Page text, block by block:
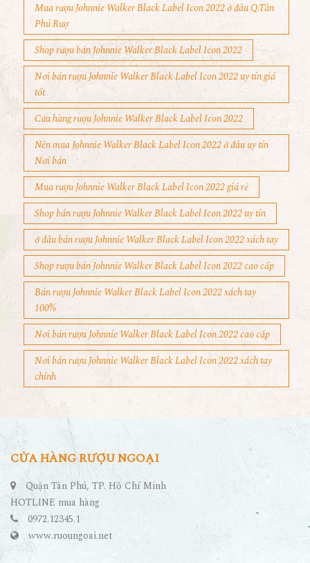
Mua rượu Johnnie Walker Black Label Icon 2022 ở đâu Q.Tân
Phú Rượ
Shop rượu bán Johnnie Walker Black Label Icon 2022
Nơi bán rượu Johnnie Walker Black Label Icon 2022 uy tín giá
tốt
Cửa hàng rượu Johnnie Walker Black Label Icon 2022
Nên mua Johnnie Walker Black Label Icon 2022 ở đâu uy tín
Nơi bán
Mua rượu Johnnie Walker Black Label Icon 2022 giá rẻ
Shop bán rượu Johnnie Walker Black Label Icon 2022 uy tín
ở đâu bán rượu Johnnie Walker Black Label Icon 2022 xách tay
Shop rượu bán Johnnie Walker Black Label Icon 2022 cao cấp
Bán rượu Johnnie Walker Black Label Icon 2022 xách tay
100%
Nơi bán rượu Johnnie Walker Black Label Icon 2022 cao cấp
Nơi bán rượu Johnnie Walker Black Label Icon 2022 xách tay
chính
CỬA HÀNG RƯỢU NGOẠI
Quận Tân Phú, TP. Hồ Chí Minh
HOTLINE mua hàng
0972.12345.1
www.ruoungoai.net